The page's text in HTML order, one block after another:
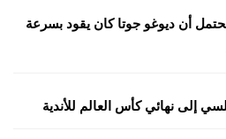
أن ديوغو جوتا كان يقود بسرعة
إلى نهائي كأس العالم للأندية